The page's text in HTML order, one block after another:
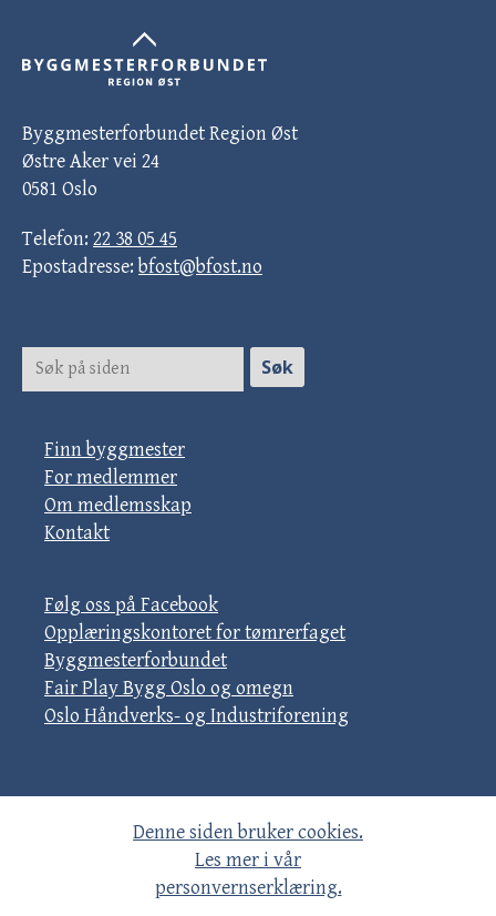
Byggmesterforbundet Region Øst
Østre Aker vei 24
0581 Oslo
Telefon: 22 38 05 45
Epostadresse: bfost@bfost.no
Finn byggmester
For medlemmer
Om medlemsskap
Kontakt
Følg oss på Facebook
Opplæringskontoret for tømrerfaget
Byggmesterforbundet
Fair Play Bygg Oslo og omegn
Oslo Håndverks- og Industriforening
Denne siden bruker cookies.
Les mer i vår
personvernserklæring.